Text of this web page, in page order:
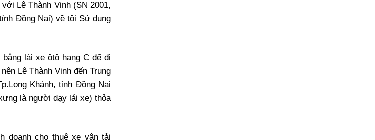
Lê Thành Vinh (SN 2001,
Đồng Nai) về tội Sử dụng
lái xe ôtô hạng C để đi
Lê Thành Vinh đến Trung
Khánh, tỉnh Đồng Nai
là người dạy lái xe) thỏa
doanh cho thuê xe vận tải